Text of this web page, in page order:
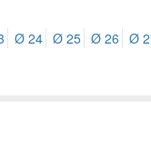
Ø 24 Ø 25 Ø 26 Ø